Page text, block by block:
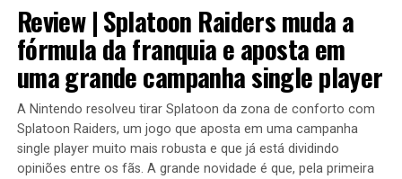
Mephiles the Dark é um vilão da série de jogos Sonic the
Hedgehog.
Um ser maligno e cruel que não mede esforços para
antigir seus objetivos, nem que tenha de destruir a tudo
e todos que atrapalharem o seu caminho, tem sua
primeira e única aparição em Sonic 2006.
Review | Splatoon Raiders muda a
fórmula da franquia e aposta em
uma grande campanha single player
A Nintendo resolveu tirar Splatoon da zona de conforto com
Splatoon Raiders, um jogo que aposta em uma campanha
single player muito mais robusta e que já está dividindo
opiniões entre os fãs. A grande novidade é que, pela primeira